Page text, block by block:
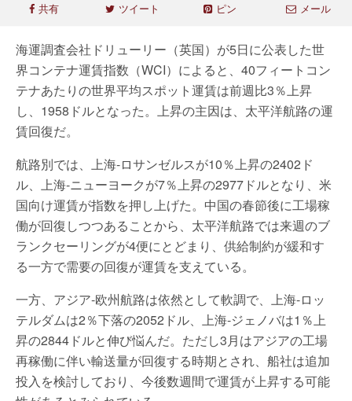
共有 ツイート ピン メール
海運調査会社ドリューリー（英国）が5日に公表した世
界コンテナ運賃指数（WCI）によると、40フィートコン
テナあたりの世界平均スポット運賃は前週比3％上昇
し、1958ドルとなった。上昇の主因は、太平洋航路の運
賃回復だ。
航路別では、上海-ロサンゼルスが10％上昇の2402ド
ル、上海-ニューヨークが7％上昇の2977ドルとなり、米
国向け運賃が指数を押し上げた。中国の春節後に工場稼
働が回復しつつあることから、太平洋航路では来週のブ
ランクセーリングが4便にとどまり、供給制約が緩和す
る一方で需要の回復が運賃を支えている。
一方、アジア-欧州航路は依然として軟調で、上海-ロッ
テルダムは2％下落の2052ドル、上海-ジェノバは1％上
昇の2844ドルと伸び悩んだ。ただし3月はアジアの工場
再稼働に伴い輸送量が回復する時期とされ、船社は追加
投入を検討しており、今後数週間で運賃が上昇する可能